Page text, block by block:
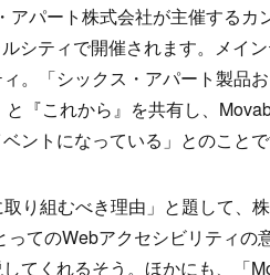
パート株式会社が主催するカ
シティで開催されます。メイ
。「シックス・アパート製品
『これから』を共有し、
ントになっている」とのことで
り組むべき理由」と題して、
てのWebアクセシビリティの
てくれるそう。ほかにも、「